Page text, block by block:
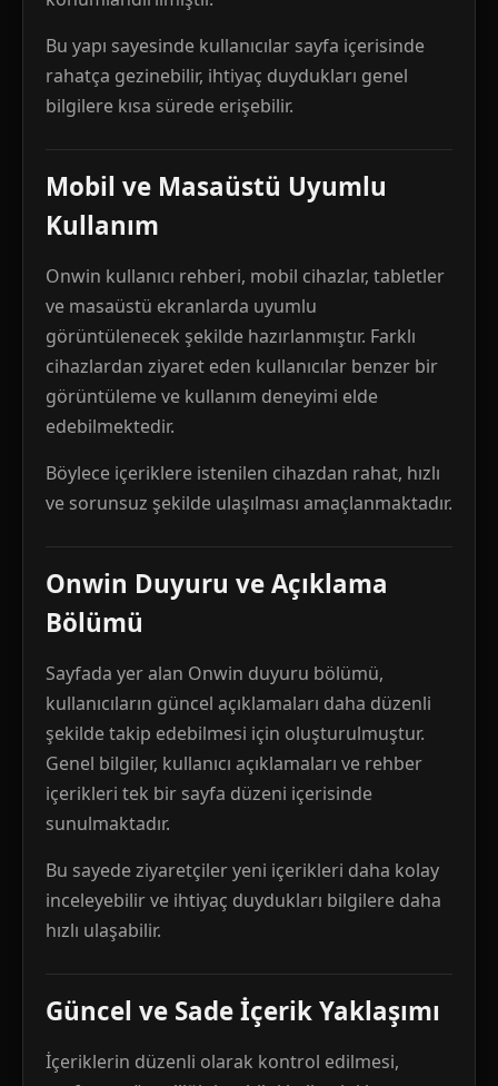
Bu yapı sayesinde kullanıcılar sayfa içerisinde
rahatça gezinebilir, ihtiyaç duydukları genel
bilgilere kısa sürede erişebilir.
Mobil ve Masaüstü Uyumlu
Kullanım
Onwin kullanıcı rehberi, mobil cihazlar, tabletler
ve masaüstü ekranlarda uyumlu
görüntülenecek şekilde hazırlanmıştır. Farklı
cihazlardan ziyaret eden kullanıcılar benzer bir
görüntüleme ve kullanım deneyimi elde
edebilmektedir.
Böylece içeriklere istenilen cihazdan rahat, hızlı
ve sorunsuz şekilde ulaşılması amaçlanmaktadır.
Onwin Duyuru ve Açıklama
Bölümü
Sayfada yer alan Onwin duyuru bölümü,
kullanıcıların güncel açıklamaları daha düzenli
şekilde takip edebilmesi için oluşturulmuştur.
Genel bilgiler, kullanıcı açıklamaları ve rehber
içerikleri tek bir sayfa düzeni içerisinde
sunulmaktadır.
Bu sayede ziyaretçiler yeni içerikleri daha kolay
inceleyebilir ve ihtiyaç duydukları bilgilere daha
hızlı ulaşabilir.
Güncel ve Sade İçerik Yaklaşımı
İçeriklerin düzenli olarak kontrol edilmesi,